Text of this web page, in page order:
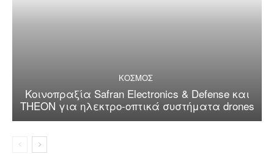
ΚΟΣΜΟΣ
Κοινοπραξία Safran Electronics & Defense και
THEON για ηλεκτρο-οπτικά συστήματα drones